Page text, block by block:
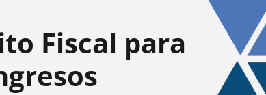
Fiscal para